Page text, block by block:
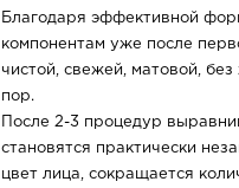
Благодаря эффективной
компонентам уже после
чистой, свежей, матовой,
пор.
После 2-3 процедур
становятся практически
цвет лица, сокращается